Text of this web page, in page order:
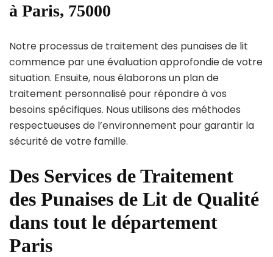
à Paris, 75000
Notre processus de traitement des punaises de lit
commence par une évaluation approfondie de votre
situation. Ensuite, nous élaborons un plan de
traitement personnalisé pour répondre à vos
besoins spécifiques. Nous utilisons des méthodes
respectueuses de l’environnement pour garantir la
sécurité de votre famille.
Des Services de Traitement
des Punaises de Lit de Qualité
dans tout le département
Paris